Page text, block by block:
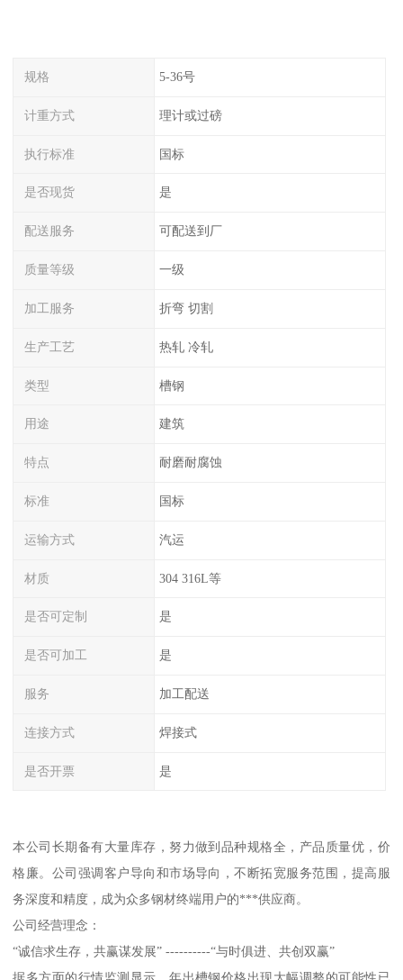
规格 5-36号
计重方式 理计或过磅
执行标准 国标
是否现货 是
配送服务 可配送到厂
质量等级 一级
加工服务 折弯 切割
生产工艺 热轧 冷轧
类型 槽钢
用途 建筑
特点 耐磨耐腐蚀
标准 国标
运输方式 汽运
材质 304 316L等
是否可定制 是
是否可加工 是
服务 加工配送
连接方式 焊接式
是否开票 是
本公司长期备有大量库存，努力做到品种规格全，产品质量优，价
格廉。公司强调客户导向和市场导向，不断拓宽服务范围，提高服
务深度和精度，成为众多钢材终端用户的***供应商。
公司经营理念：
“诚信求生存，共赢谋发展” ----------“与时俱进、共创双赢”